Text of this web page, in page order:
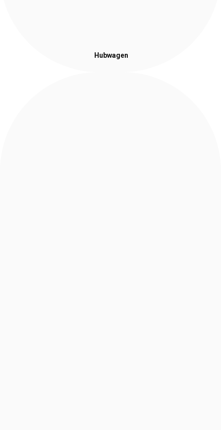
Hubwagen